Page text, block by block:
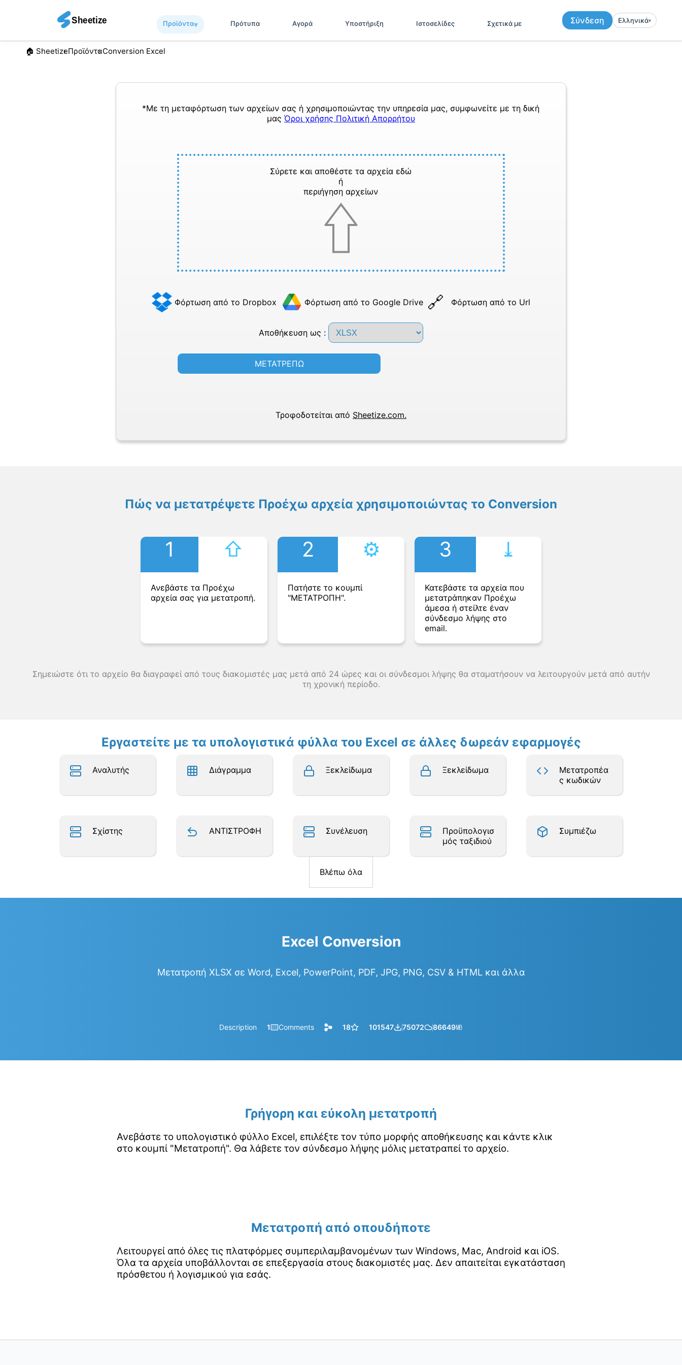
Προϊόντα▾︎ Πρότυπα Αγορά Υποστήριξη Ιστοσελίδες Σχετικά με Σύνδεση Ελληνικά▾︎
🏠︎ SheetizeΠροϊόνταConversion Excel
*Με τη μεταφόρτωση των αρχείων σας ή χρησιμοποιώντας την υπηρεσία μας, συμφωνείτε με τη δική
μας Όροι χρήσης Πολιτική Απορρήτου
Σύρετε και αποθέστε τα αρχεία εδώ
ή
περιήγηση αρχείων
Φόρτωση από το Dropbox Φόρτωση από το Google Drive Φόρτωση από το Url
Αποθήκευση ως :
ΜΕΤΑΤΡΕΠΩ
Τροφοδοτείται από Sheetize.com.
Πώς να μετατρέψετε Προέχω αρχεία χρησιμοποιώντας το Conversion
1 ⇧︎
Ανεβάστε τα Προέχω
αρχεία σας για μετατροπή.
2 ⚙︎
Πατήστε το κουμπί
"ΜΕΤΑΤΡΟΠΗ".
3 ⤓︎
Κατεβάστε τα αρχεία που
μετατράπηκαν Προέχω
άμεσα ή στείλτε έναν
σύνδεσμο λήψης στο
email.
Σημειώστε ότι το αρχείο θα διαγραφεί από τους διακομιστές μας μετά από 24 ώρες και οι σύνδεσμοι λήψης θα σταματήσουν να λειτουργούν μετά από αυτήν
τη χρονική περίοδο.
Εργαστείτε με τα υπολογιστικά φύλλα του Excel σε άλλες δωρεάν εφαρμογές
Αναλυτής Διάγραμμα Ξεκλείδωμα Ξεκλείδωμα
Μετατροπέα
ς κωδικών
Σχίστης ΑΝΤΙΣΤΡΟΦΗ Συνέλευση
Προϋπολογισ
μός ταξιδιού
Συμπιέζω
Βλέπω όλα
Excel Conversion
Μετατροπή XLSX σε Word, Excel, PowerPoint, PDF, JPG, PNG, CSV & HTML και άλλα
Description 1 Comments 18 101547 75072 86649㎆︎
Γρήγορη και εύκολη μετατροπή
Ανεβάστε το υπολογιστικό φύλλο Excel, επιλέξτε τον τύπο μορφής αποθήκευσης και κάντε κλικ
στο κουμπί "Μετατροπή". Θα λάβετε τον σύνδεσμο λήψης μόλις μετατραπεί το αρχείο.
Μετατροπή από οπουδήποτε
Λειτουργεί από όλες τις πλατφόρμες συμπεριλαμβανομένων των Windows, Mac, Android και iOS.
Όλα τα αρχεία υποβάλλονται σε επεξεργασία στους διακομιστές μας. Δεν απαιτείται εγκατάσταση
πρόσθετου ή λογισμικού για εσάς.